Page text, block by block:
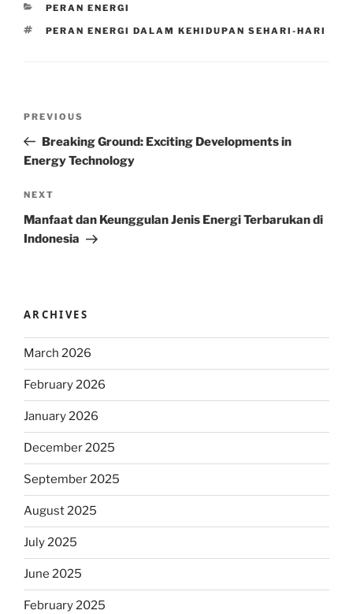
CATEGORIES
PERAN ENERGI
TAGS
PERAN ENERGI DALAM KEHIDUPAN SEHARI-HARI
Previous
Post
PREVIOUS
Breaking Ground: Exciting Developments in
Energy Technology
Next
Post
NEXT
Manfaat dan Keunggulan Jenis Energi Terbarukan di
Indonesia
ARCHIVES
March 2026
February 2026
January 2026
December 2025
September 2025
August 2025
July 2025
June 2025
February 2025